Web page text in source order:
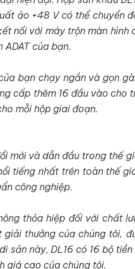
ảo +48 V có thể chuyển
nối với máy trộn màn hình
của bạn.
bạn chạy ngắn và gọn
cấp thêm 16 đầu vào cho
mỗi hộp giai đoạn.
mới và dẫn đầu trong thế
tiếng nhất trên toàn thế
công nghiệp.
thỏa hiệp đối với chất
thưởng của chúng tôi,
sản này, DL16 có 16 bộ tiền
giá cao của chúng tôi.